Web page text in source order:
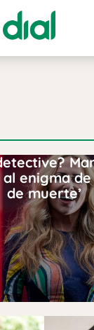
enigma de
de muerte’